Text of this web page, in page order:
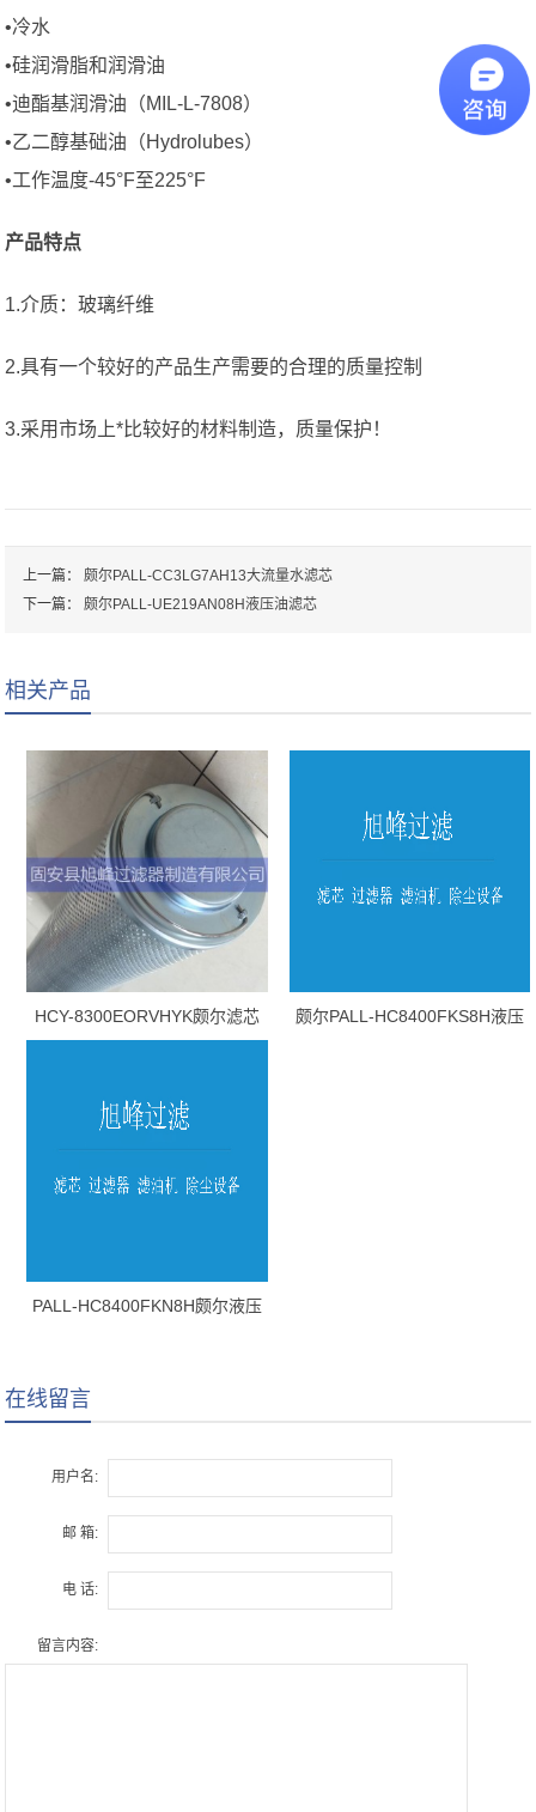
•冷水
•硅润滑脂和润滑油
•迪酯基润滑油（MIL-L-7808）
•乙二醇基础油（Hydrolubes）
•工作温度-45°F至225°F
产品特点
1.介质：玻璃纤维
2.具有一个较好的产品生产需要的合理的质量控制
3.采用市场上*比较好的材料制造，质量保护！
上一篇：颇尔PALL-CC3LG7AH13大流量水滤芯
下一篇：颇尔PALL-UE219AN08H液压油滤芯
相关产品
HCY-8300EORVHYK颇尔滤芯
颇尔PALL-HC8400FKS8H液压
PALL-HC8400FKN8H颇尔液压
在线留言
用户名:
邮 箱:
电 话:
留言内容: